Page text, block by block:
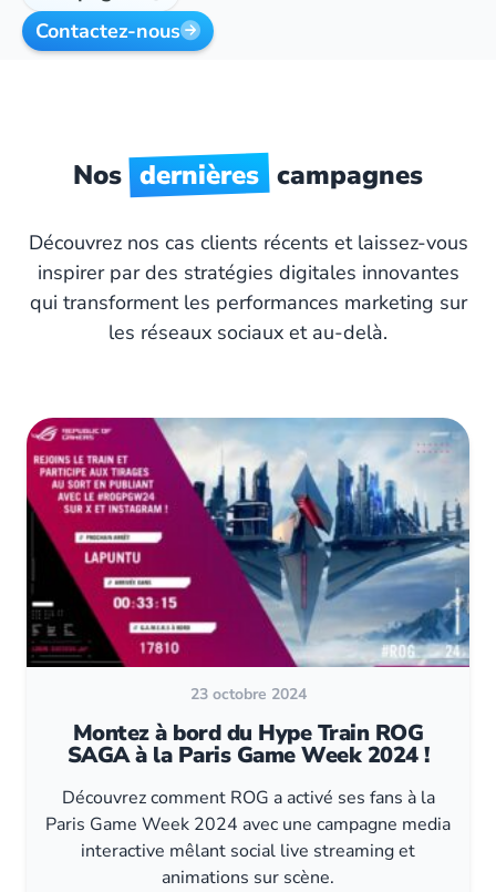
Contactez-nous
Nos dernières campagnes
Découvrez nos cas clients récents et laissez-vous
inspirer par des stratégies digitales innovantes
qui transforment les performances marketing sur
les réseaux sociaux et au-delà.
Montez à bord du Hype Train ROG
SAGA à la Paris Game Week 2024 !
23 octobre 2024
Découvrez comment ROG a activé ses fans à la
Paris Game Week 2024 avec une campagne media
interactive mêlant social live streaming et
animations sur scène.